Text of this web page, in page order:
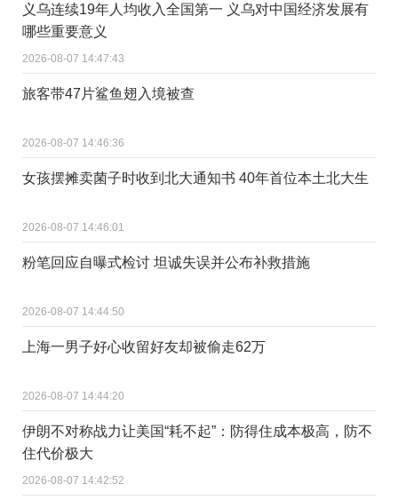
义乌连续19年人均收入全国第一 义乌对中国经济发展有
哪些重要意义
2026-08-07 14:47:43
旅客带47片鲨鱼翅入境被查
2026-08-07 14:46:36
女孩摆摊卖菌子时收到北大通知书 40年首位本土北大生
2026-08-07 14:46:01
粉笔回应自曝式检讨 坦诚失误并公布补救措施
2026-08-07 14:44:50
上海一男子好心收留好友却被偷走62万
2026-08-07 14:44:20
伊朗不对称战力让美国“耗不起”：防得住成本极高，防不
住代价极大
2026-08-07 14:42:52